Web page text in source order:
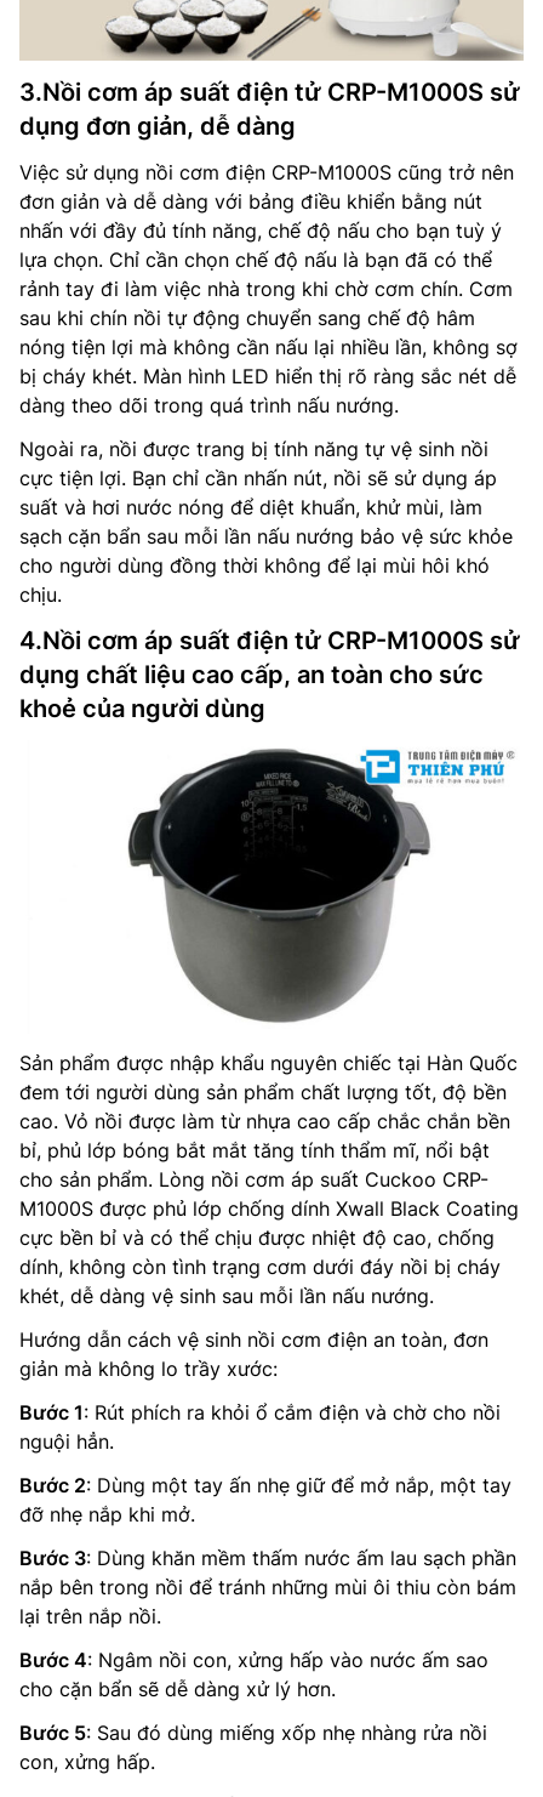
3.Nồi cơm áp suất điện tử CRP-M1000S sử
dụng đơn giản, dễ dàng
Việc sử dụng nồi cơm điện CRP-M1000S cũng trở nên
đơn giản và dễ dàng với bảng điều khiển bằng nút
nhấn với đầy đủ tính năng, chế độ nấu cho bạn tuỳ ý
lựa chọn. Chỉ cần chọn chế độ nấu là bạn đã có thể
rảnh tay đi làm việc nhà trong khi chờ cơm chín. Cơm
sau khi chín nồi tự động chuyển sang chế độ hâm
nóng tiện lợi mà không cần nấu lại nhiều lần, không sợ
bị cháy khét. Màn hình LED hiển thị rõ ràng sắc nét dễ
dàng theo dõi trong quá trình nấu nướng.
Ngoài ra, nồi được trang bị tính năng tự vệ sinh nồi
cực tiện lợi. Bạn chỉ cần nhấn nút, nồi sẽ sử dụng áp
suất và hơi nước nóng để diệt khuẩn, khử mùi, làm
sạch cặn bẩn sau mỗi lần nấu nướng bảo vệ sức khỏe
cho người dùng đồng thời không để lại mùi hôi khó
chịu.
4.Nồi cơm áp suất điện tử CRP-M1000S sử
dụng chất liệu cao cấp, an toàn cho sức
khoẻ của người dùng
Sản phẩm được nhập khẩu nguyên chiếc tại Hàn Quốc
đem tới người dùng sản phẩm chất lượng tốt, độ bền
cao. Vỏ nồi được làm từ nhựa cao cấp chắc chắn bền
bỉ, phủ lớp bóng bắt mắt tăng tính thẩm mĩ, nổi bật
cho sản phẩm. Lòng nồi cơm áp suất Cuckoo CRP-
M1000S được phủ lớp chống dính Xwall Black Coating
cực bền bỉ và có thể chịu được nhiệt độ cao, chống
dính, không còn tình trạng cơm dưới đáy nồi bị cháy
khét, dễ dàng vệ sinh sau mỗi lần nấu nướng.
Hướng dẫn cách vệ sinh nồi cơm điện an toàn, đơn
giản mà không lo trầy xước:
Bước 1: Rút phích ra khỏi ổ cắm điện và chờ cho nồi
nguội hẳn.
Bước 2: Dùng một tay ấn nhẹ giữ để mở nắp, một tay
đỡ nhẹ nắp khi mở.
Bước 3: Dùng khăn mềm thấm nước ấm lau sạch phần
nắp bên trong nồi để tránh những mùi ôi thiu còn bám
lại trên nắp nồi.
Bước 4: Ngâm nồi con, xửng hấp vào nước ấm sao
cho cặn bẩn sẽ dễ dàng xử lý hơn.
Bước 5: Sau đó dùng miếng xốp nhẹ nhàng rửa nồi
con, xửng hấp.